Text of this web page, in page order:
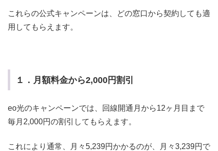
これらの公式キャンペーンは、どの窓口から契約しても適
用してもらえます。
１．月額料金から2,000円割引
eo光のキャンペーンでは、回線開通月から12ヶ月目まで
毎月2,000円の割引してもらえます。
これにより通常、月々5,239円かかるのが、月々3,239円で